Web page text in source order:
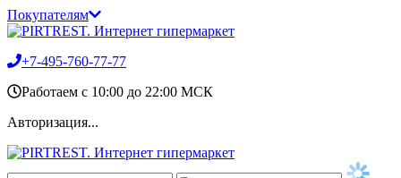
Покупателям
+7-495-760-77-77
Работаем c 10:00 до 22:00 МСК
Авторизация...